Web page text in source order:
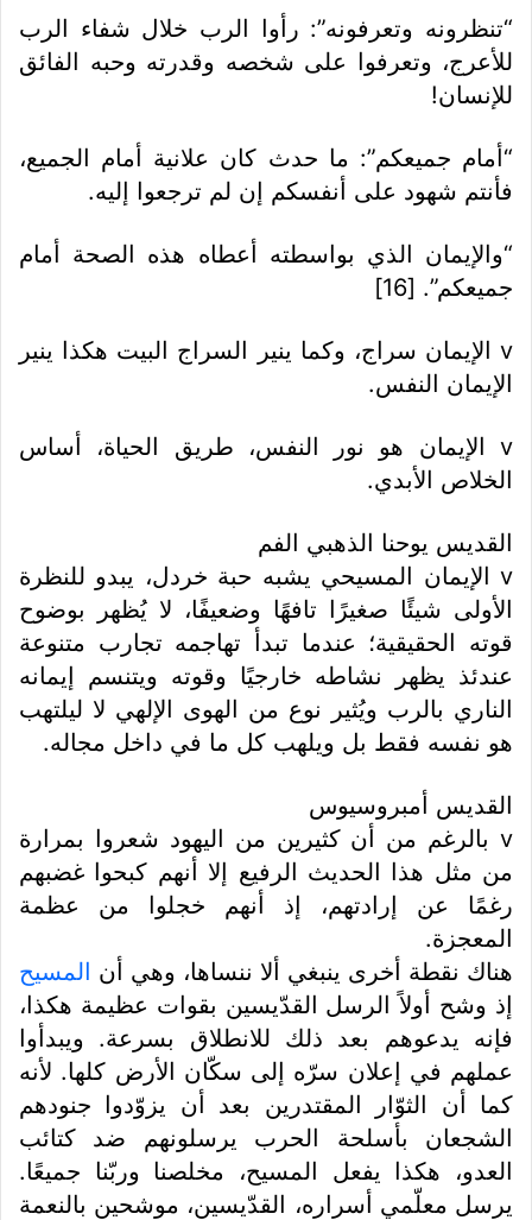
“تنظرونه وتعرفونه”: رأوا الرب خلال شفاء الرب
للأعرج، وتعرفوا على شخصه وقدرته وحبه الفائق
للإنسان!
“أمام جميعكم”: ما حدث كان علانية أمام الجميع،
فأنتم شهود على أنفسكم إن لم ترجعوا إليه.
“والإيمان الذي بواسطته أعطاه هذه الصحة أمام
جميعكم”. [16]
v الإيمان سراج، وكما ينير السراج البيت هكذا ينير
الإيمان النفس.
v الإيمان هو نور النفس، طريق الحياة، أساس
الخلاص الأبدي.
القديس يوحنا الذهبي الفم
v الإيمان المسيحي يشبه حبة خردل، يبدو للنظرة
الأولى شيئًا صغيرًا تافهًا وضعيفًا، لا يُظهر بوضوح
قوته الحقيقية؛ عندما تبدأ تهاجمه تجارب متنوعة
عندئذ يظهر نشاطه خارجيًا وقوته ويتنسم إيمانه
الناري بالرب ويُثير نوع من الهوى الإلهي لا ليلتهب
هو نفسه فقط بل ويلهب كل ما في داخل مجاله.
القديس أمبروسيوس
v بالرغم من أن كثيرين من اليهود شعروا بمرارة
من مثل هذا الحديث الرفيع إلا أنهم كبحوا غضبهم
رغمًا عن إرادتهم، إذ أنهم خجلوا من عظمة
المعجزة.
هناك نقطة أخرى ينبغي ألا ننساها، وهي أن المسيح
إذ وشح أولاً الرسل القدّيسين بقوات عظيمة هكذا،
فإنه يدعوهم بعد ذلك للانطلاق بسرعة. ويبدأوا
عملهم في إعلان سرّه إلى سكّان الأرض كلها. لأنه
كما أن الثوّار المقتدرين بعد أن يزوّدوا جنودهم
الشجعان بأسلحة الحرب يرسلونهم ضد كتائب
العدو، هكذا يفعل المسيح، مخلصنا وربّنا جميعًا.
يرسل معلّمي أسراره، القدّيسين، موشحين بالنعمة